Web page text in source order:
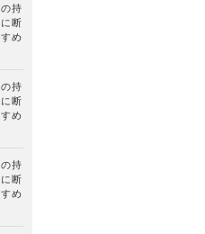
持
断
め
持
断
め
持
断
め